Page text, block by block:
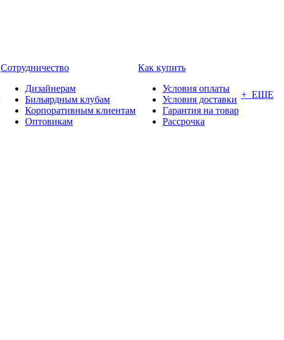
Сотрудничество
Дизайнерам
Бильярдным клубам
Корпоративным клиентам
Оптовикам
Как купить
Условия оплаты
Условия доставки
Гарантия на товар
Рассрочка
+ ЕЩЕ